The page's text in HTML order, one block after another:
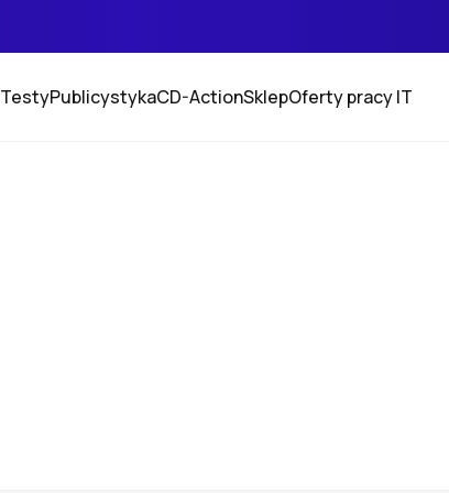
TestyPublicystykaCD-ActionSklepOferty pracy IT